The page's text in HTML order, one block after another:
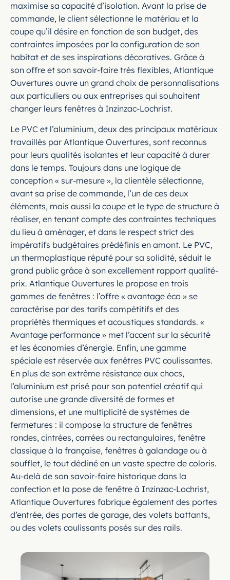
maximise sa capacité d’isolation. Avant la prise de
commande, le client sélectionne le matériau et la
coupe qu’il désire en fonction de son budget, des
contraintes imposées par la configuration de son
habitat et de ses inspirations décoratives. Grâce à
son offre et son savoir-faire très flexibles, Atlantique
Ouvertures ouvre un grand choix de personnalisations
aux particuliers ou aux entreprises qui souhaitent
changer leurs fenêtres à Inzinzac-Lochrist.
Le PVC et l’aluminium, deux des principaux matériaux
travaillés par Atlantique Ouvertures, sont reconnus
pour leurs qualités isolantes et leur capacité à durer
dans le temps. Toujours dans une logique de
conception « sur-mesure », la clientèle sélectionne,
avant sa prise de commande, l’un de ces deux
éléments, mais aussi la coupe et le type de structure à
réaliser, en tenant compte des contraintes techniques
du lieu à aménager, et dans le respect strict des
impératifs budgétaires prédéfinis en amont. Le PVC,
un thermoplastique réputé pour sa solidité, séduit le
grand public grâce à son excellement rapport qualité-
prix. Atlantique Ouvertures le propose en trois
gammes de fenêtres : l’offre « avantage éco » se
caractérise par des tarifs compétitifs et des
propriétés thermiques et acoustiques standards. «
Avantage performance » met l’accent sur la sécurité
et les économies d’énergie. Enfin, une gamme
spéciale est réservée aux fenêtres PVC coulissantes.
En plus de son extrême résistance aux chocs,
l’aluminium est prisé pour son potentiel créatif qui
autorise une grande diversité de formes et
dimensions, et une multiplicité de systèmes de
fermetures : il compose la structure de fenêtres
rondes, cintrées, carrées ou rectangulaires, fenêtre
classique à la française, fenêtres à galandage ou à
soufflet, le tout décliné en un vaste spectre de coloris.
Au-delà de son savoir-faire historique dans la
confection et la pose de fenêtre à Inzinzac-Lochrist,
Atlantique Ouvertures fabrique également des portes
d’entrée, des portes de garage, des volets battants,
ou des volets coulissants posés sur des rails.